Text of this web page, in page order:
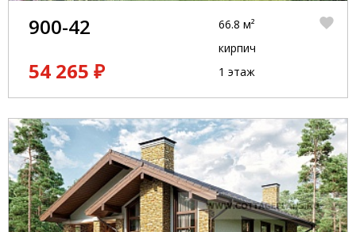
900-42
54 265 ₽
66.8 м²
кирпич
1 этаж